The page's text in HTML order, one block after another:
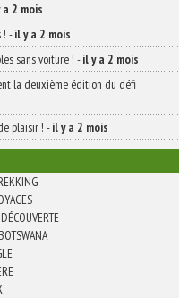
a 2 mois
! -il y a 2 mois
sans voiture ! -il y a 2 mois
la deuxième édition du défi
plaisir ! -il y a 2 mois